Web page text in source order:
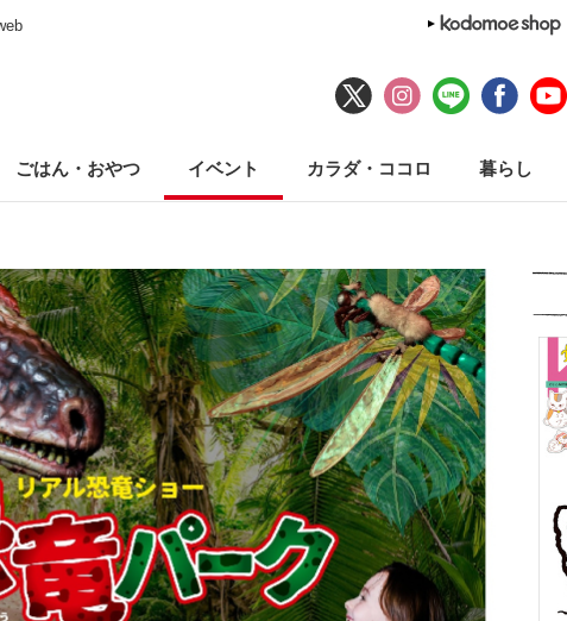
ごはん・おやつ イベント カラダ・ココロ 暮らし